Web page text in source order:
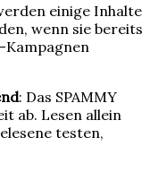
einige Inhalte
wenn sie bereits
Kampagnen
: Das SPAMMY
ab. Lesen allein
testen,